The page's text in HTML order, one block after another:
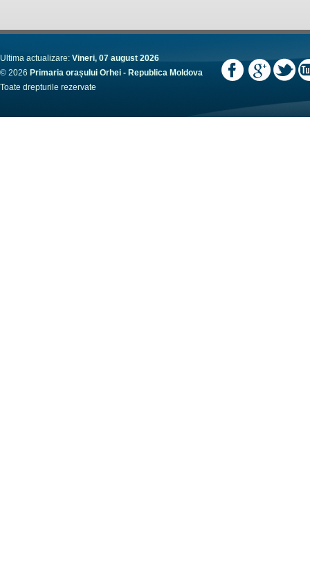
Ultima actualizare: Vineri, 07 august 2026
© 2026 Primaria orașului Orhei - Republica Moldova
Toate drepturile rezervate